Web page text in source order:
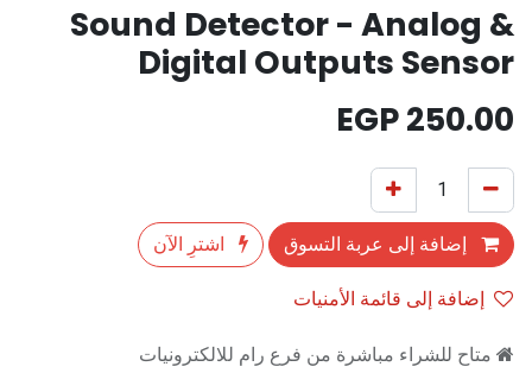
Sound Detector - Analog &
Digital Outputs Sensor
250.00
إضافة إلى عربة التسوق
اشترِ الآن
إضافة إلى قائمة الأمنيات
متاح للشراء مباشرة من فرع رام للالكترونيات